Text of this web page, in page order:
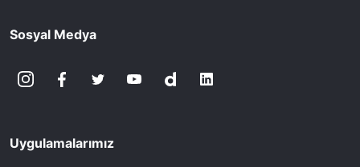
Sosyal Medya
Uygulamalarımız